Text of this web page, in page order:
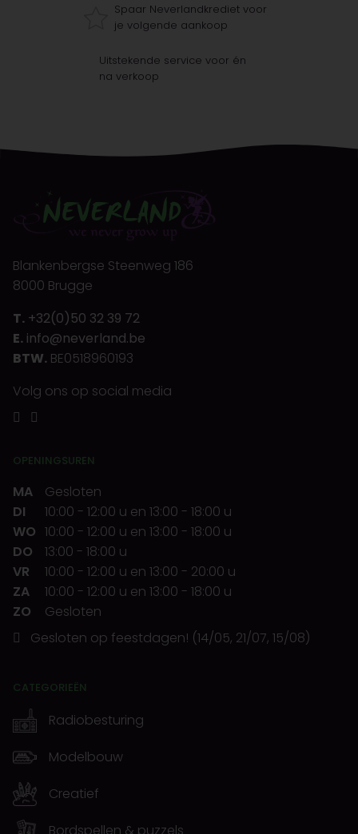
Spaar Neverlandkrediet voor
je volgende aankoop
Uitstekende service voor én
na verkoop
Blankenbergse Steenweg 186
8000 Brugge
T. +32(0)50 32 39 72
E. info@neverland.be
BTW. BE0518960193
Volg ons op social media
OPENINGSUREN
MA
Gesloten
DI
10:00 - 12:00 u en 13:00 - 18:00 u
WO 10:00 - 12:00 u en 13:00 - 18:00 u
DO
13:00 - 18:00 u
VR
10:00 - 12:00 u en 13:00 - 20:00 u
ZA
10:00 - 12:00 u en 13:00 - 18:00 u
ZO
Gesloten
Gesloten op feestdagen! (14/05, 21/07, 15/08)
CATEGORIEËN
Radiobesturing
Modelbouw
Creatief